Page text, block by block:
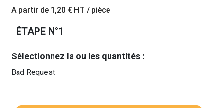
A partir de 1,20 € HT / pièce
ÉTAPE N°1
Sélectionnez la ou les quantités :
Bad Request